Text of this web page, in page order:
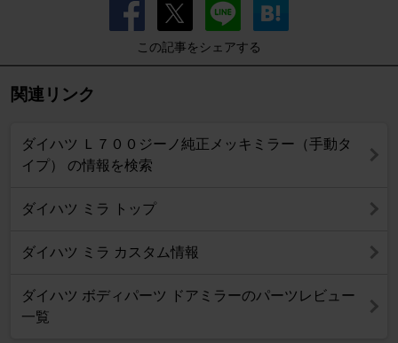
この記事をシェアする
関連リンク
ダイハツ Ｌ７００ジーノ純正メッキミラー（手動タ
イプ） の情報を検索
ダイハツ ミラ トップ
ダイハツ ミラ カスタム情報
ダイハツ ボディパーツ ドアミラーのパーツレビュー
一覧